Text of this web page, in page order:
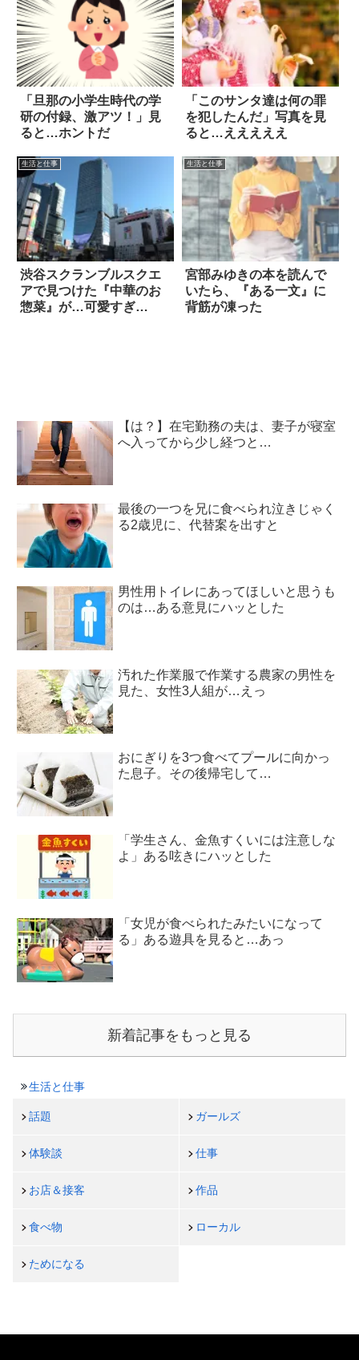
「旦那の小学生時代の学
研の付録、激アツ！」見
ると…ホントだ
「このサンタ達は何の罪
を犯したんだ」写真を見
ると…えええええ
生活と仕事
渋谷スクランブルスクエ
アで見つけた『中華のお
惣菜』が…可愛すぎ
生活と仕事
宮部みゆきの本を読んで
いたら、『ある一文』に
背筋が凍った
【は？】在宅勤務の夫は、妻子が寝室
へ入ってから少し経つと…
最後の一つを兄に食べられ泣きじゃく
る2歳児に、代替案を出すと
男性用トイレにあってほしいと思うも
のは…ある意見にハッとした
汚れた作業服で作業する農家の男性を
見た、女性3人組が…えっ
おにぎりを3つ食べてプールに向かっ
た息子。その後帰宅して…
「学生さん、金魚すくいには注意しな
よ」ある呟きにハッとした
「女児が食べられたみたいになって
る」ある遊具を見ると…あっ
新着記事をもっと見る
生活と仕事
話題 ガールズ
体験談 仕事
お店＆接客 作品
食べ物 ローカル
ためになる